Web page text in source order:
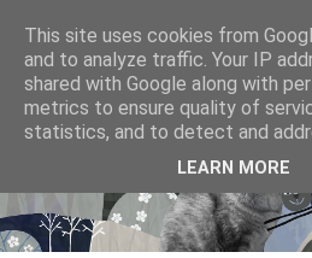
This site uses cookies from
and to analyze traffic. Your IP
shared with Google along with
metrics to ensure quality of
statistics, and to detect and
LEARN MORE